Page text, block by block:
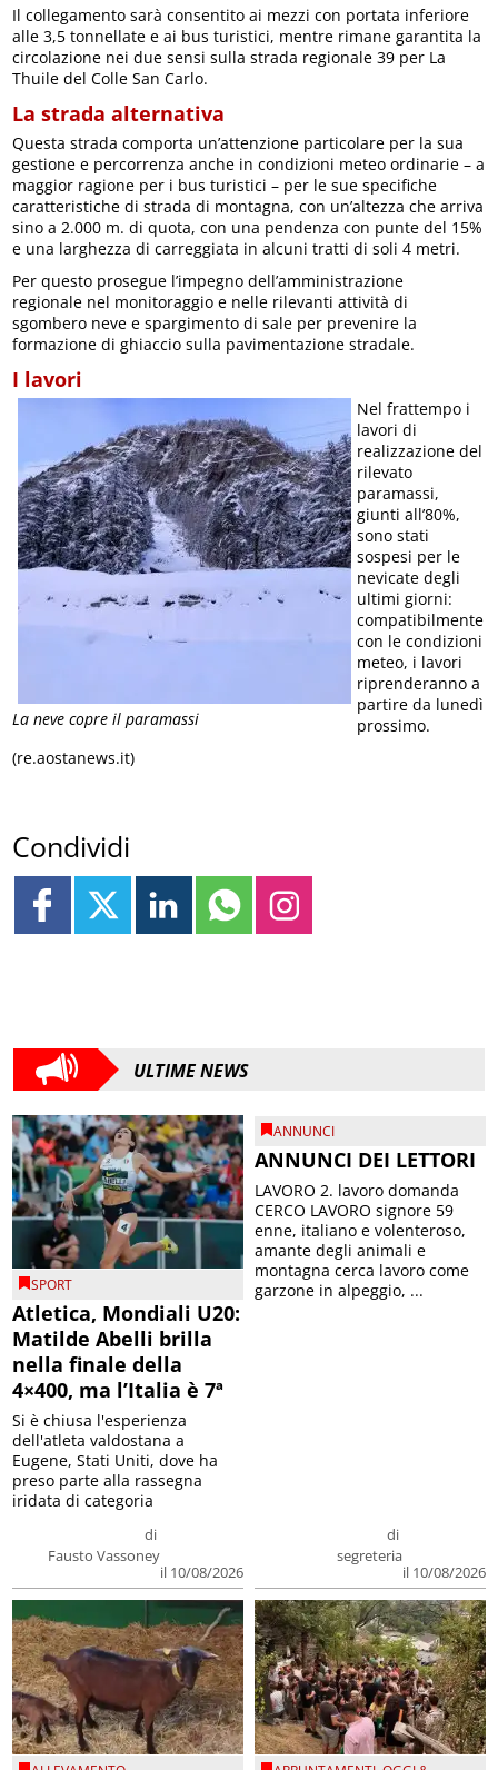
Il collegamento sarà consentito ai mezzi con portata inferiore
alle 3,5 tonnellate e ai bus turistici, mentre rimane garantita la
circolazione nei due sensi sulla strada regionale 39 per La
Thuile del Colle San Carlo.
La strada alternativa
Questa strada comporta un’attenzione particolare per la sua
gestione e percorrenza anche in condizioni meteo ordinarie – a
maggior ragione per i bus turistici – per le sue specifiche
caratteristiche di strada di montagna, con un’altezza che arriva
sino a 2.000 m. di quota, con una pendenza con punte del 15%
e una larghezza di carreggiata in alcuni tratti di soli 4 metri.
Per questo prosegue l’impegno dell’amministrazione
regionale nel monitoraggio e nelle rilevanti attività di
sgombero neve e spargimento di sale per prevenire la
formazione di ghiaccio sulla pavimentazione stradale.
I lavori
La neve copre il paramassi
Nel frattempo i
lavori di
realizzazione del
rilevato
paramassi,
giunti all’80%,
sono stati
sospesi per le
nevicate degli
ultimi giorni:
compatibilmente
con le condizioni
meteo, i lavori
riprenderanno a
partire da lunedì
prossimo.
(re.aostanews.it)
Condividi
ULTIME NEWS
SPORT
Atletica, Mondiali U20:
Matilde Abelli brilla
nella finale della
4×400, ma l’Italia è 7ª
di
Fausto Vassoney
il 10/08/2026
Si è chiusa l'esperienza
dell'atleta valdostana a
Eugene, Stati Uniti, dove ha
preso parte alla rassegna
iridata di categoria
ANNUNCI
ANNUNCI DEI LETTORI
di
segreteria
il 10/08/2026
LAVORO 2. lavoro domanda
CERCO LAVORO signore 59
enne, italiano e volenteroso,
amante degli animali e
montagna cerca lavoro come
garzone in alpeggio, ...